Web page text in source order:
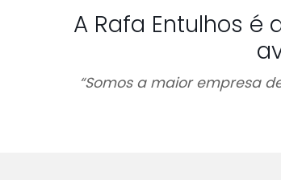
A Rafa Entulhos é
“Somos a maior empresa